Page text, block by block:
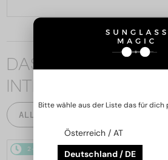
DAS KÖNNTE SIE
INTERESSIEREN
ALLE PRODUKTE
2-4 WERKTAGE
Bitte wähle aus der Liste das für dich
Österreich / AT
Deutschland / DE